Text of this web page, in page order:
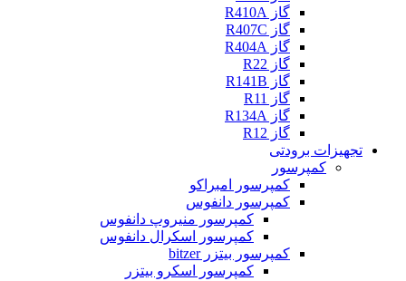
گاز R410A
گاز R407C
گاز R404A
گاز R22
گاز R141B
گاز R11
گاز R134A
گاز R12
تجهیزات برودتی
کمپرسور
کمپرسور امبراکو
کمپرسور دانفوس
کمپرسور منیروپ دانفوس
کمپرسور اسکرال دانفوس
کمپرسور بیتزر bitzer
کمپرسور اسکرو بیتزر